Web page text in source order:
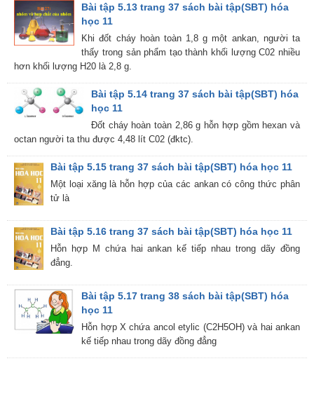
Bài tập 5.13 trang 37 sách bài tập(SBT) hóa
học 11
Khi đốt cháy hoàn toàn 1,8 g một ankan, người ta
thấy trong sản phẩm tạo thành khối lượng C02 nhiều
hơn khối lượng H20 là 2,8 g.
Bài tập 5.14 trang 37 sách bài tập(SBT) hóa
học 11
Đốt cháy hoàn toàn 2,86 g hỗn hợp gồm hexan và
octan người ta thu được 4,48 lít C02 (đktc).
Bài tập 5.15 trang 37 sách bài tập(SBT) hóa học 11
Một loại xăng là hỗn hợp của các ankan có công thức phân
tử là
Bài tập 5.16 trang 37 sách bài tập(SBT) hóa học 11
Hỗn hợp M chứa hai ankan kế tiếp nhau trong dãy đồng
đẳng.
Bài tập 5.17 trang 38 sách bài tập(SBT) hóa
học 11
Hỗn hợp X chứa ancol etylic (C2H5OH) và hai ankan
kế tiếp nhau trong dãy đồng đẳng